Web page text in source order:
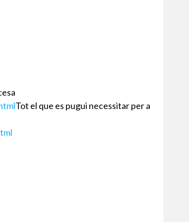
Tot el que es pugui necessitar per a